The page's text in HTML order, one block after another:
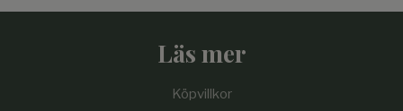
Läs mer
Köpvillkor